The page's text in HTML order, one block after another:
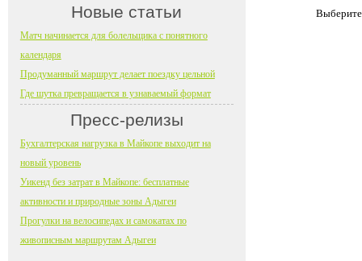
Новые статьи
Матч начинается для болельщика с понятного
календаря
Продуманный маршрут делает поездку цельной
Где шутка превращается в узнаваемый формат
Пресс-релизы
Бухгалтерская нагрузка в Майкопе выходит на
новый уровень
Уикенд без затрат в Майкопе: бесплатные
активности и природные зоны Адыгеи
Прогулки на велосипедах и самокатах по
живописным маршрутам Адыгеи